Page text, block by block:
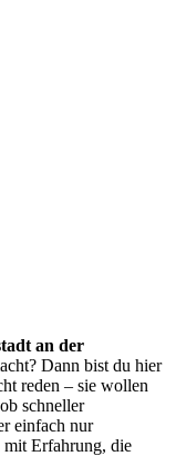
an der
Dann bist du hier
reden – sie wollen
schneller
einfach nur
mit Erfahrung, die